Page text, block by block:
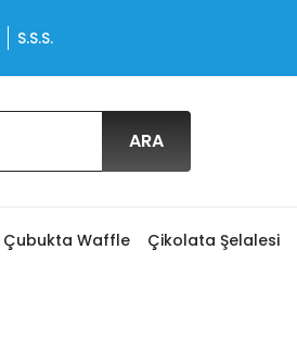
S.S.S.
ARA
Çubukta Waffle Çikolata Şelalesi